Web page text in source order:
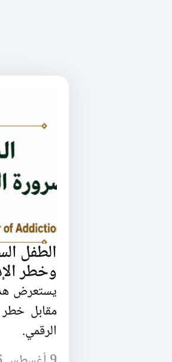
الطفل
وخطر
يستعرض
مقابل
الرقمي.